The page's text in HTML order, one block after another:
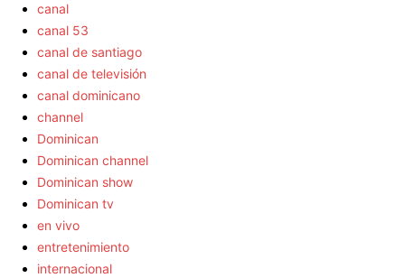
canal
canal 53
canal de santiago
canal de televisión
canal dominicano
channel
Dominican
Dominican channel
Dominican show
Dominican tv
en vivo
entretenimiento
internacional